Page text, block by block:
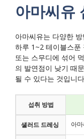
아마씨유
아마씨유는 다양한
하루 1~2 테이블스푼
또는 스무디에 섞어
의 발연점이 낮기 때
될 수 있다는 것입니
섭취 방법
샐러드 드레싱 아